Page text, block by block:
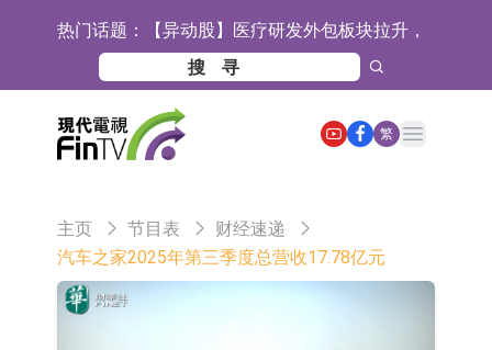
热门话题： 【异动股】医疗研发外包板块拉升，
毕得医药(688073.CN)涨20.01%
中远海科：与中远海运国际(香港)有
限公司正在开展增资对价的支付
新莱应材：受益于半导体国产替代提
速及国内晶圆厂扩产 公司泛半导体全
【异动股】港股跌幅榜前十，智傲控
康(00348.HK)跌14.81%
技集团股权(02993.HK)涨+140.00%，
深交所：鑫元中证电池主题交易型开
繁
Open main menu
主页 节目表
财经速递
汽车之家2025年第三季度总营收17.78亿元